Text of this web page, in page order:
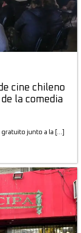
cine chileno
la comedia
gratuito junto a la […]